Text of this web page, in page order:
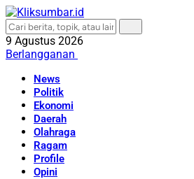
9 Agustus 2026
Berlangganan
News
Politik
Ekonomi
Daerah
Olahraga
Ragam
Profile
Opini